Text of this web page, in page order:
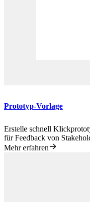
Prototyp-Vorlage
Erstelle schnell
für Feedback von
Mehr erfahren